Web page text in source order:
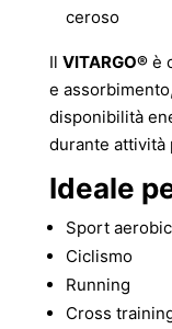
ceroso
Il VITARGO®è
e
disponibilità
durante attività
Ideale
Sport
Ciclismo
Running
Cross